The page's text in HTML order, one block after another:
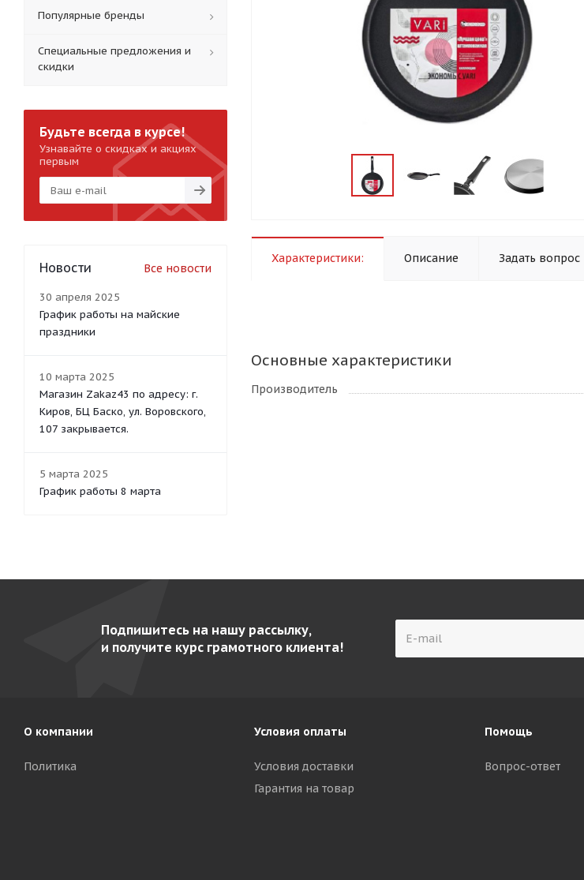
Характеристики: Описание Задать вопрос
Основные характеристики
Производитель
Популярные бренды
Специальные предложения и
скидки
Будьте всегда в курсе!
Узнавайте о скидках и акциях
первым
Новости Все новости
30 апреля 2025
График работы на майские
праздники
10 марта 2025
Магазин Zakaz43 по адресу: г.
Киров, БЦ Баско, ул. Воровского,
107 закрывается.
5 марта 2025
График работы 8 марта
Подпишитесь на нашу рассылку,
и получите курс грамотного клиента!
О компании
Политика
Условия оплаты
Условия доставки
Гарантия на товар
Помощь
Вопрос-ответ